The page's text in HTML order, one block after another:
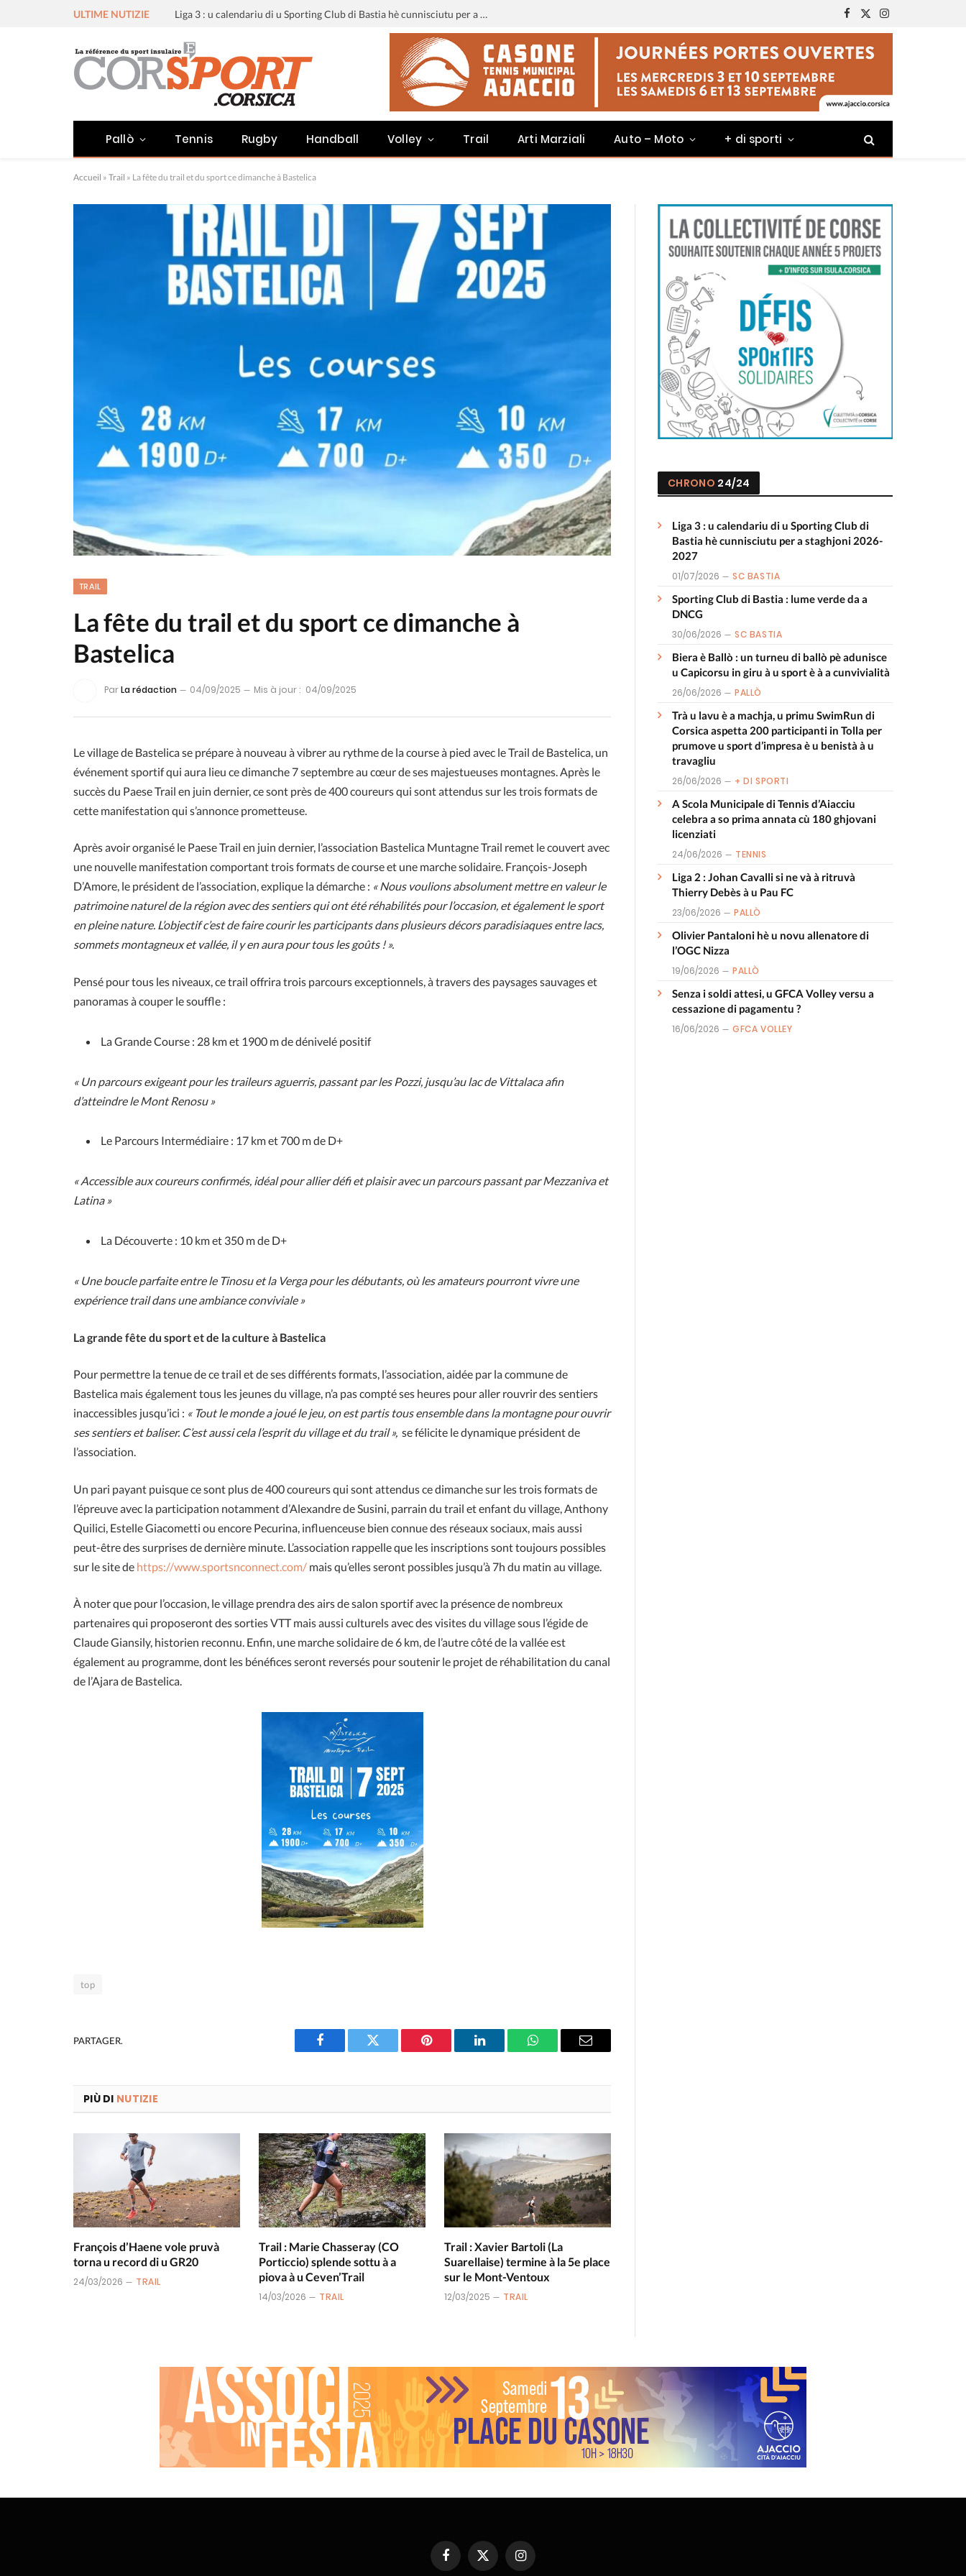
ULTIME NUTIZIE Liga 3 : u calendariu di u Sporting Club di Bastia hè cunnisciutu per a staghjoni 2026-2027
Facebook
X
(Twitter)
Instagram
Pallò Tennis Rugby Handball Volley Trail Arti Marziali Auto – Moto + di sporti
Accueil » Trail » La fête du trail et du sport ce dimanche à Bastelica
TRAIL
La fête du trail et du sport ce dimanche à
Bastelica
ParLa rédaction 04/09/2025 Mis à jour : 04/09/2025
Le village de Bastelica se prépare à nouveau à vibrer au rythme de la course à pied avec le Trail de Bastelica, un
événement sportif qui aura lieu ce dimanche 7 septembre au cœur de ses majestueuses montagnes. Après le
succès du Paese Trail en juin dernier, ce sont près de 400 coureurs qui sont attendus sur les trois formats de
cette manifestation qui s’annonce prometteuse.
Après avoir organisé le Paese Trail en juin dernier, l’association Bastelica Muntagne Trail remet le couvert avec
une nouvelle manifestation comportant trois formats de course et une marche solidaire. François-Joseph
D’Amore, le président de l’association, explique la démarche : « Nous voulions absolument mettreen valeur le
patrimoine naturel de la région avec des sentiers qui ont été réhabilités pour l’occasion, et également le sport
en pleine nature. L’objectif c’est de faire courir les participants dans plusieurs décors paradisiaques entre lacs,
sommets montagneux et vallée, il y en aura pour tous les goûts ! ».
Pensé pour tous les niveaux, ce trail offrira trois parcours exceptionnels, à travers des paysages sauvages et
panoramas à couper le souffle :
La Grande Course : 28 km et 1900 m de dénivelé positif
« Un parcours exigeant pour les traileurs aguerris, passant par les Pozzi, jusqu’au lac de Vittalaca afin
d’atteindre le Mont Renosu »
Le Parcours Intermédiaire : 17 km et 700 m de D+
« Accessible aux coureurs confirmés, idéal pour allier défi et plaisir avec un parcours passant par Mezzaniva et
Latina »
La Découverte : 10 km et 350 m de D+
« Une boucle parfaite entre le Tinosu et la Verga pour les débutants, où les amateurs pourront vivre une
expérience trail dans une ambiance conviviale »
La grande fête du sport et de la culture à Bastelica
Pour permettre la tenue de ce trail et de ses différents formats, l’association, aidée par la commune de
Bastelica mais également tous les jeunes du village, n’a pas compté ses heures pour aller rouvrir des sentiers
inaccessibles jusqu’ici : « Tout le monde a joué le jeu, on est partis tous ensemble dans la montagne pour ouvrir
ses sentiers et baliser. C’est aussi cela l’esprit du village et du trail », se félicite le dynamique président de
l’association.
Un pari payant puisque ce sont plus de 400 coureurs qui sont attendus ce dimanche sur les trois formats de
l’épreuve avec la participation notamment d’Alexandre de Susini, parrain du trail et enfant du village, Anthony
Quilici, Estelle Giacometti ou encore Pecurina, influenceuse bien connue des réseaux sociaux, mais aussi
peut-être des surprises de dernière minute. L’association rappelle que les inscriptions sont toujours possibles
sur le site de https://www.sportsnconnect.com/ mais qu’elles seront possibles jusqu’à 7h du matin au village.
À noter que pour l’occasion, le village prendra des airs de salon sportif avec la présence de nombreux
partenaires qui proposeront des sorties VTT mais aussi culturels avec des visites du village sous l’égide de
Claude Giansily, historien reconnu. Enfin, une marche solidaire de 6 km, de l’autre côté de la vallée est
également au programme, dont les bénéfices seront reversés pour soutenir le projet de réhabilitation du canal
de l’Ajara de Bastelica.
top
PARTAGER.
Facebook Twitter Pinterest LinkedIn WhatsAppEmail
PIÙ DI NUTIZIE
François d’Haene vole pruvà
torna u record di u GR20
24/03/2026 TRAIL
Trail : Marie Chasseray (CO
Porticcio) splende sottu à a
piova à u Ceven’Trail
14/03/2026 TRAIL
Trail : Xavier Bartoli (La
Suarellaise) termine à la 5e place
sur le Mont-Ventoux
12/03/2025 TRAIL
CHRONO 24/24
Liga 3 : u calendariu di u Sporting Club di
Bastia hè cunnisciutu per a staghjoni 2026-
2027
01/07/2026 SC BASTIA
Sporting Club di Bastia : lume verde da a
DNCG
30/06/2026 SC BASTIA
Biera è Ballò : un turneu di ballò pè adunisce
u Capicorsu in giru à u sport è à a cunvivialità
26/06/2026 PALLÒ
Trà u lavu è a machja, u primu SwimRun di
Corsica aspetta 200 participanti in Tolla per
prumove u sport d’impresa è u benistà à u
travagliu
26/06/2026 + DI SPORTI
A Scola Municipale di Tennis d’Aiacciu
celebra a so prima annata cù 180 ghjovani
licenziati
24/06/2026 TENNIS
Liga 2 : Johan Cavalli si ne và à ritruvà
Thierry Debès à u Pau FC
23/06/2026 PALLÒ
Olivier Pantaloni hè u novu allenatore di
l’OGC Nizza
19/06/2026 PALLÒ
Senza i soldi attesi, u GFCA Volley versu a
cessazione di pagamentu ?
16/06/2026 GFCA VOLLEY
FacebookX
Instagram